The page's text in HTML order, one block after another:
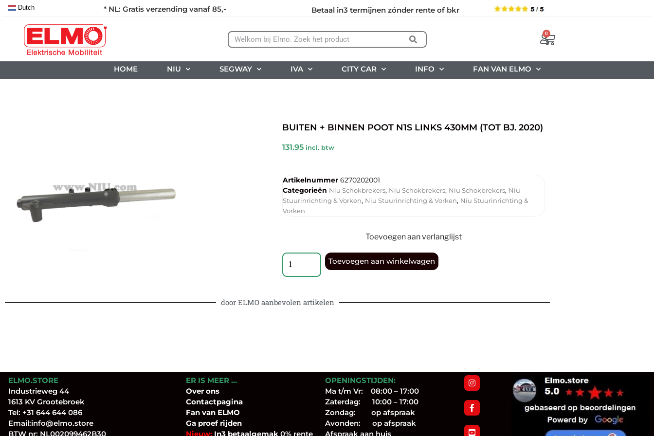
* NL: Gratis verzending vanaf 85,- Betaal in3 termijnen zónder rente of bkr
Dutch
0
HOME NIU SEGWAY IVA CITY CAR INFO FAN VAN ELMO
BUITEN + BINNEN POOT N1S LINKS 430MM (TOT BJ. 2020)
131.95 incl. btw
Artikelnummer 6270202001
Categorieën Niu Schokbrekers, Niu Schokbrekers, Niu Schokbrekers, Niu
Stuurinrichting & Vorken, Niu Stuurinrichting & Vorken, Niu Stuurinrichting &
Vorken
Toevoegen aan verlanglijst
Toevoegen aan winkelwagen
door ELMO aanbevolen artikelen
ELMO.STORE
Industrieweg 44
1613 KV Grootebroek
Tel: +31 644 644 086
Email:info@elmo.store
BTW nr: NL002099462B30
ER IS MEER …
Over ons
Contactpagina
Fanvan ELMO
Ga proef rijden
Nieuw:In3 betaalgemak 0% rente
OPENINGSTIJDEN:
Ma t/m Vr: 08:00 – 17:00
Zaterdag: 10:00 – 17:00
Zondag: op afspraak
Avonden: op afspraak
Afspraak aan huis